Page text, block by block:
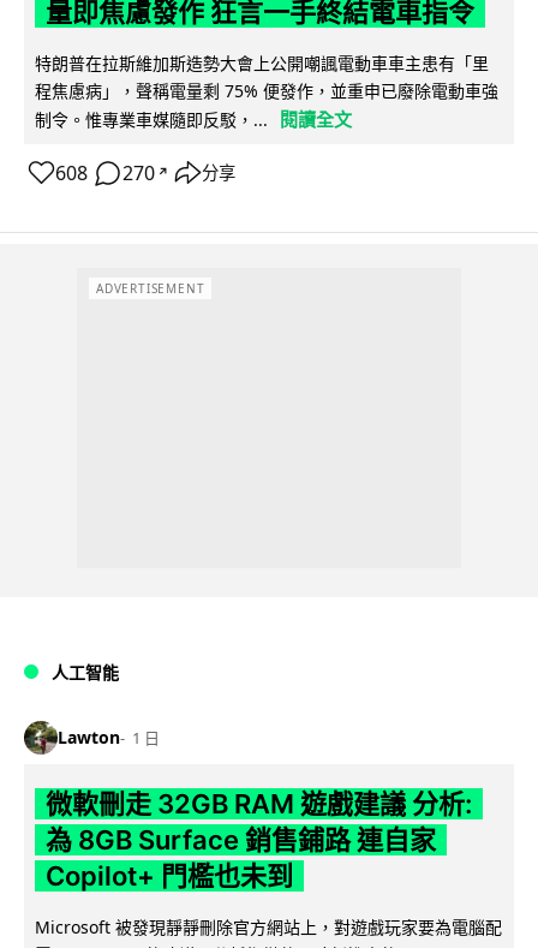
量即焦慮發作 狂言一手終結電車指令
特朗普在拉斯維加斯造勢大會上公開嘲諷電動車車主患有「里
程焦慮病」，聲稱電量剩 75% 便發作，並重申已廢除電動車強
制令。惟專業車媒隨即反駁，...
閱讀全文
608 270 ↗ 分享
ADVERTISEMENT
人工智能
Lawton 1 日
微軟刪走 32GB RAM 遊戲建議 分析:
為 8GB Surface 銷售鋪路 連自家
Copilot+ 門檻也未到
Microsoft 被發現靜靜刪除官方網站上，對遊戲玩家要為電腦配